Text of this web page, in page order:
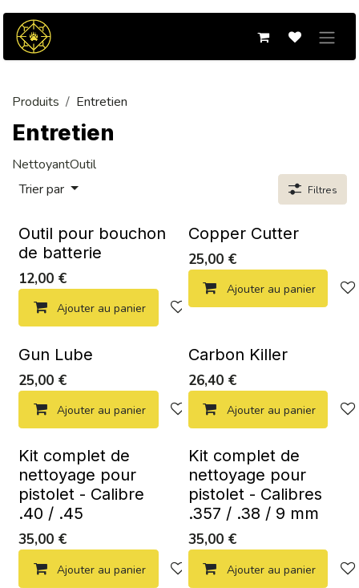
Se rendre au contenu
Produits Entretien
Entretien
NettoyantOutil
Trier par
Filtres
Outil pour bouchon
de batterie
12,00 €
Ajouter au panier Ajouter à la liste de souhaits
FIN DE SERIE
Copper Cutter
25,00€
Ajouter au panier
Gun Lube
25,00 €
Ajouter au panier Ajouter à la liste de souhaits
Carbon Killer
26,40€
Ajouter au panier
Kit complet de
nettoyage pour
pistolet - Calibre
.40 / .45
35,00 €
Ajouter au panier Ajouter à la liste de souhaits
Kit complet de
nettoyage pour
pistolet - Calibres
.357 / .38 / 9 mm
35,00€
Ajouter au panier